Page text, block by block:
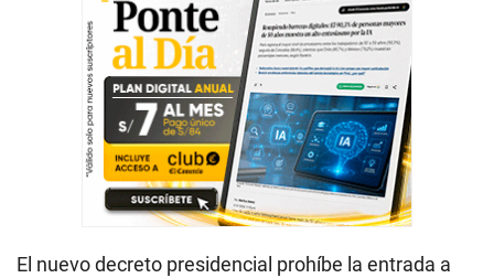
El nuevo decreto presidencial prohíbe la entrada a